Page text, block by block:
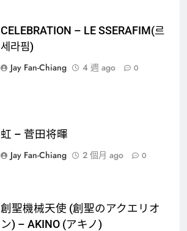
CELEBRATION – LE SSERAFIM(르
세라핌)
Jay Fan-Chiang
4 週 ago 0
虹 – 菅田将暉
Jay Fan-Chiang
2 個月 ago 0
創聖機械天使 (創聖のアクエリオ
ン) – AKINO (アキノ)